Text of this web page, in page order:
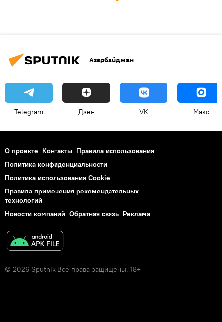
Азербайджан
Telegram Дзен VK Макс
О проекте Контакты Правила использования
Политика конфиденциальности
Политика использования Cookie
Правила применения рекомендательных
технологий
Новости компаний Обратная связь Реклама
© 2026 Sputnik Все права защищены. 18+